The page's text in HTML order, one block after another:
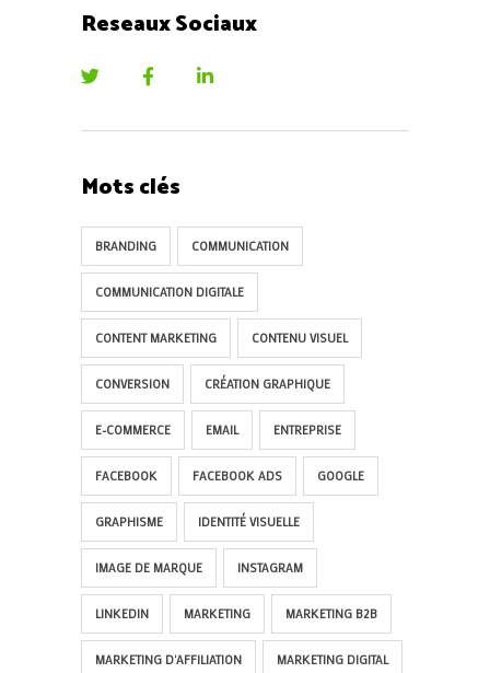
Reseaux Sociaux
Mots clés
BRANDING COMMUNICATION
COMMUNICATION DIGITALE
CONTENT MARKETING CONTENU VISUEL
CONVERSION CRÉATION GRAPHIQUE
E-COMMERCE EMAIL ENTREPRISE
FACEBOOK FACEBOOK ADS GOOGLE
GRAPHISME IDENTITÉ VISUELLE
IMAGE DE MARQUE INSTAGRAM
LINKEDIN MARKETING MARKETING B2B
MARKETING D'AFFILIATION MARKETING DIGITAL